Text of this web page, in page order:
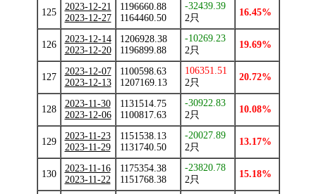
125
2023-12-21
2023-12-27
1196660.88
1164460.50
-32439.39
2只
16.45%
126
2023-12-14
2023-12-20
1206928.38
1196899.88
-10269.23
2只
19.69%
127
2023-12-07
2023-12-13
1100598.63
1207169.13
106351.51
2只
20.72%
128
2023-11-30
2023-12-06
1131514.75
1100817.63
-30922.83
2只
10.08%
129
2023-11-23
2023-11-29
1151538.13
1131740.50
-20027.89
2只
13.17%
130
2023-11-16
2023-11-22
1175354.38
1151768.38
-23820.78
2只
15.18%